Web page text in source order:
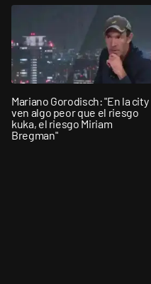
Mariano Gorodisch: "En la city
ven algo peor que el riesgo
kuka, el riesgo Miriam
Bregman"